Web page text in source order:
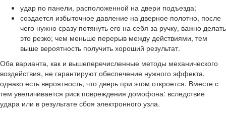
удар по панели, расположенной на двери подъезда;
создается избыточное давление на дверное полотно, после
чего нужно сразу потянуть его на себя за ручку, важно делать
это резко; чем меньше перерыв между действиями, тем
выше вероятность получить хороший результат.
Оба варианта, как и вышеперечисленные методы механического
воздействия, не гарантируют обеспечение нужного эффекта,
однако есть вероятность, что дверь при этом откроется. Вместе с
тем увеличивается риск повреждения домофона: вследствие
удара или в результате сбоя электронного узла.